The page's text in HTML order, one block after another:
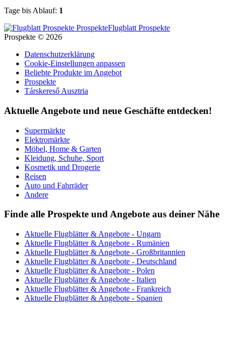
Tage bis Ablauf: 1
Flugblatt Prospekte
Prospekte © 2026
Datenschutzerklärung
Cookie-Einstellungen anpassen
Beliebte Produkte im Angebot
Prospekte
Társkereső Ausztria
Aktuelle Angebote und neue Geschäfte entdecken!
Supermärkte
Elektromärkte
Möbel, Home & Garten
Kleidung, Schuhe, Sport
Kosmetik und Drogerie
Reisen
Auto und Fahrräder
Andere
Finde alle Prospekte und Angebote aus deiner Nähe
Aktuelle Flugblätter & Angebote - Ungarn
Aktuelle Flugblätter & Angebote - Rumänien
Aktuelle Flugblätter & Angebote - Großbritannien
Aktuelle Flugblätter & Angebote - Deutschland
Aktuelle Flugblätter & Angebote - Polen
Aktuelle Flugblätter & Angebote - Italien
Aktuelle Flugblätter & Angebote - Frankreich
Aktuelle Flugblätter & Angebote - Spanien